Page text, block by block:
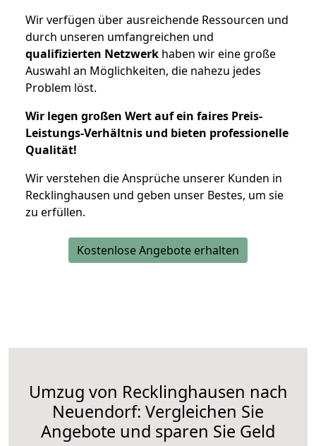
Wir verfügen über ausreichende Ressourcen und
durch unseren umfangreichen und
qualifizierten Netzwerk haben wir eine große
Auswahl an Möglichkeiten, die nahezu jedes
Problem löst.
Wir legen großen Wert auf ein faires Preis-
Leistungs-Verhältnis und bieten professionelle
Qualität!
Wir verstehen die Ansprüche unserer Kunden in
Recklinghausen und geben unser Bestes, um sie
zu erfüllen.
Kostenlose Angebote erhalten
Umzug von Recklinghausen nach
Neuendorf: Vergleichen Sie
Angebote und sparen Sie Geld